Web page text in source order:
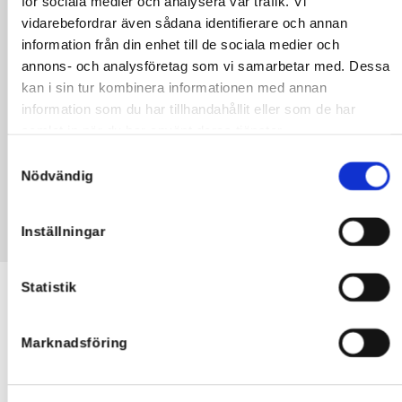
vidarebefordrar även sådana identifierare och annan
information från din enhet till de sociala medier och
annons- och analysföretag som vi samarbetar med. Dessa
kan i sin tur kombinera informationen med annan
information som du har tillhandahållit eller som de har
Nödvändig
Inställningar
Statistik
Marknadsföring
KJÆRLIGHET FOR
ALLTID